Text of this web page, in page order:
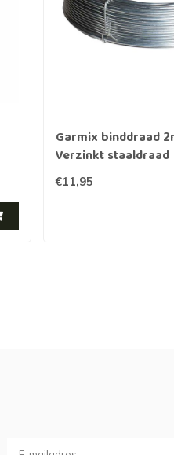
Garmix binddraad
Verzinkt staaldraad
€11,95